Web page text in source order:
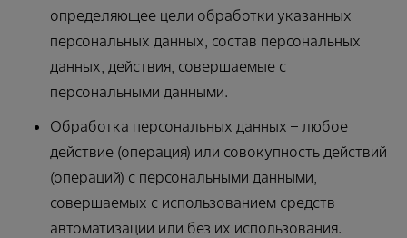
определяющее цели обработки указанных
персональных данных, состав персональных
данных, действия, совершаемые с
персональными данными.
Обработка персональных данных – любое
действие (операция) или совокупность действий
(операций) с персональными данными,
совершаемых с использованием средств
автоматизации или без их использования.